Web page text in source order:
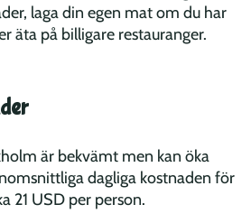
laga din egen mat om du har
äta på billigare restauranger.
är bekvämt men kan öka
dagliga kostnaden för
21 USD per person.